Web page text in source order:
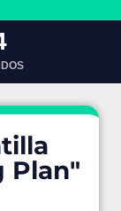
Plan"